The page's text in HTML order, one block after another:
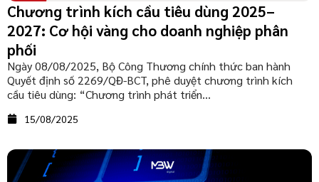
Chương trình kích cầu tiêu dùng 2025–
2027: Cơ hội vàng cho doanh nghiệp phân
phối
Ngày 08/08/2025, Bộ Công Thương chính thức ban hành
Quyết định số 2269/QĐ-BCT, phê duyệt chương trình kích
cầu tiêu dùng: “Chương trình phát triển...
15/08/2025